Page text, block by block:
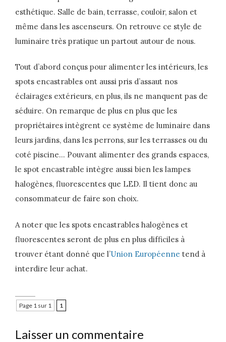
esthétique. Salle de bain, terrasse, couloir, salon et
même dans les ascenseurs. On retrouve ce style de
luminaire très pratique un partout autour de nous.
Tout d’abord conçus pour alimenter les intérieurs, les
spots encastrables ont aussi pris d’assaut nos
éclairages extérieurs, en plus, ils ne manquent pas de
séduire. On remarque de plus en plus que les
propriétaires intègrent ce système de luminaire dans
leurs jardins, dans les perrons, sur les terrasses ou du
coté piscine… Pouvant alimenter des grands espaces,
le spot encastrable intègre aussi bien les lampes
halogènes, fluorescentes que LED. Il tient donc au
consommateur de faire son choix.
A noter que les spots encastrables halogènes et
fluorescentes seront de plus en plus difficiles à
trouver étant donné que l’Union Européenne tend à
interdire leur achat.
Page 1 sur 1 1
Laisser un commentaire